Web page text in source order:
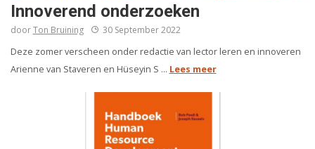
Innoverend onderzoeken
doorTon Bruining
30 September 2022
Deze zomer verscheen onder redactie van lector leren en innoveren
Arienne van Staveren en Hüseyin S ... Lees meer